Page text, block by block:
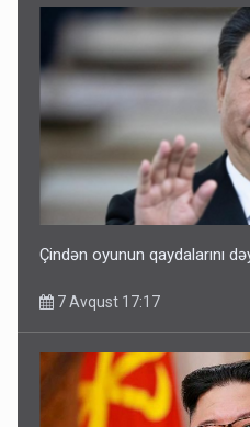
Çindən oyunun qaydalarını
7 Avqust 17:17